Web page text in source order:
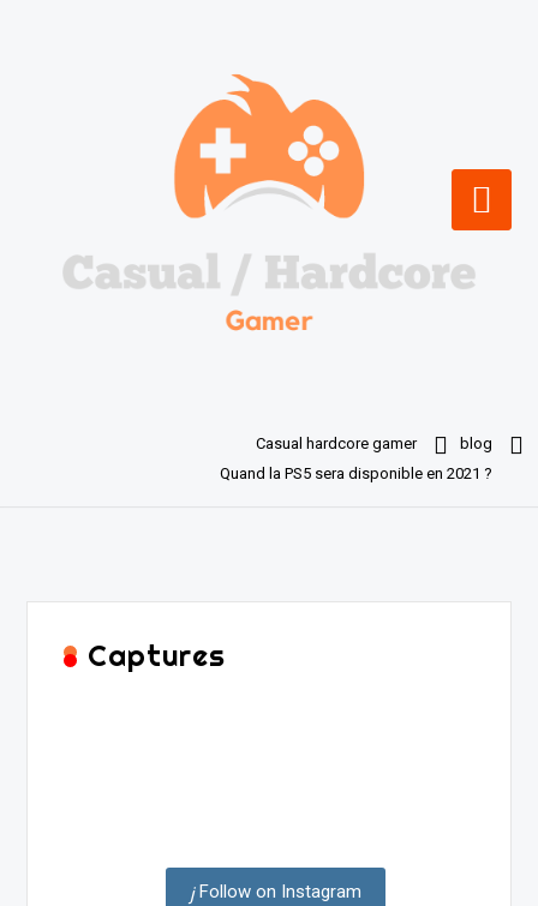
Casual hardcore gamer
blog
Quand la PS5 sera disponible en 2021 ?
Captures
Follow on Instagram